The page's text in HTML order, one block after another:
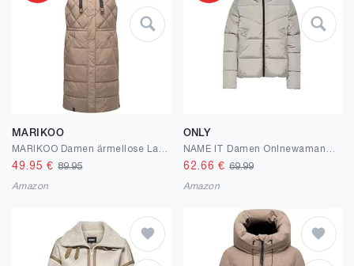
MARIKOO
49.95 €89.95
Amazon
ONLY
62.66 € 69.99
Amazon